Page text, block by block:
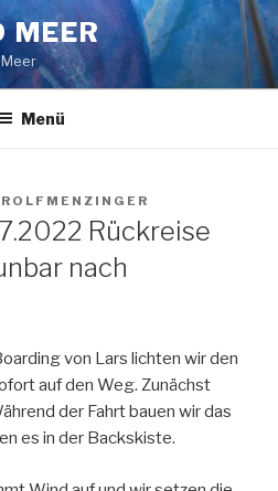
MEER
Menü
ROLFMENZINGER
Rückreise
nach
von Lars lichten wir den
auf den Weg. Zunächst
der Fahrt bauen wir das
es in der Backskiste.